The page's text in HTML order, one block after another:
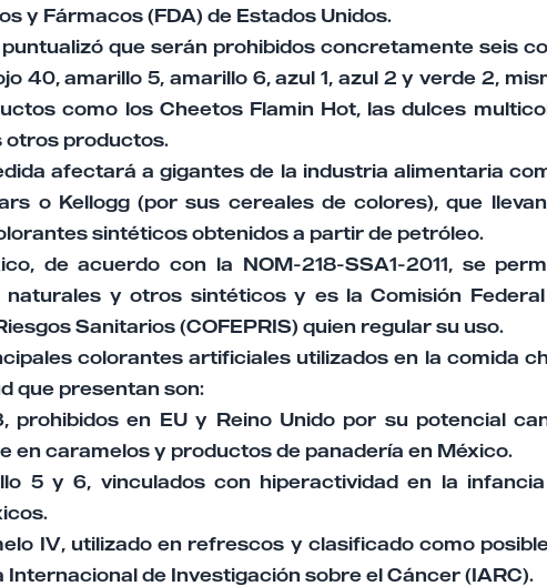
y Fármacos (FDA) de Estados Unidos.
puntualizó que serán prohibidos concretamente seis
40, amarillo 5, amarillo 6, azul 1, azul 2 y verde 2,
como los Cheetos Flamin Hot, las dulces
otros productos.
afectará a gigantes de la industria alimentaria
o Kellogg (por sus cereales de colores), que
sintéticos obtenidos a partir de petróleo.
de acuerdo con la NOM-218-SSA1-2011, se
naturales y otros sintéticos y es la Comisión
Sanitarios (COFEPRIS) quien regular su uso.
colorantes artificiales utilizados en la comida
que presentan son:
prohibidos en EU y Reino Unido por su potencial
en caramelos y productos de panadería en México.
5 y 6, vinculados con hiperactividad en la
IV, utilizado en refrescos y clasificado como
Internacional de Investigación sobre el Cáncer (IARC).